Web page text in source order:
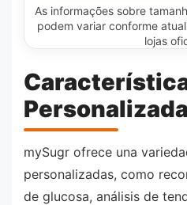
As informações sobre
podem variar conforme
lojas
mySugr ofrece una
personalizadas, como
de glucosa, análisis de